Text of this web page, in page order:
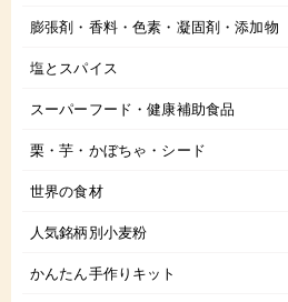
膨張剤・香料・色素・凝固剤・添加物
塩とスパイス
スーパーフード・健康補助食品
栗・芋・かぼちゃ・シード
世界の食材
人気銘柄別小麦粉
かんたん手作りキット